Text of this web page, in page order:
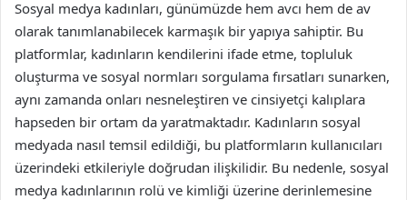
Sosyal medya kadınları, günümüzde hem avcı hem de av
olarak tanımlanabilecek karmaşık bir yapıya sahiptir. Bu
platformlar, kadınların kendilerini ifade etme, topluluk
oluşturma ve sosyal normları sorgulama fırsatları sunarken,
aynı zamanda onları nesneleştiren ve cinsiyetçi kalıplara
hapseden bir ortam da yaratmaktadır. Kadınların sosyal
medyada nasıl temsil edildiği, bu platformların kullanıcıları
üzerindeki etkileriyle doğrudan ilişkilidir. Bu nedenle, sosyal
medya kadınlarının rolü ve kimliği üzerine derinlemesine